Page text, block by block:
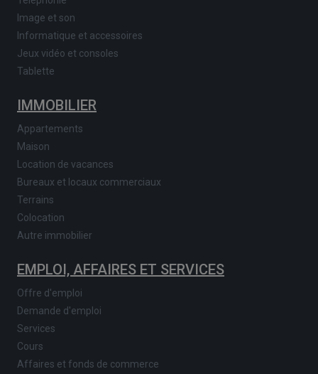
Image et son
Informatique et accessoires
Jeux vidéo et consoles
Tablette
IMMOBILIER
Appartements
Maison
Location de vacances
Bureaux et locaux commerciaux
Terrains
Colocation
Autre immobilier
EMPLOI, AFFAIRES ET SERVICES
Offre d'emploi
Demande d'emploi
Services
Cours
Affaires et fonds de commerce